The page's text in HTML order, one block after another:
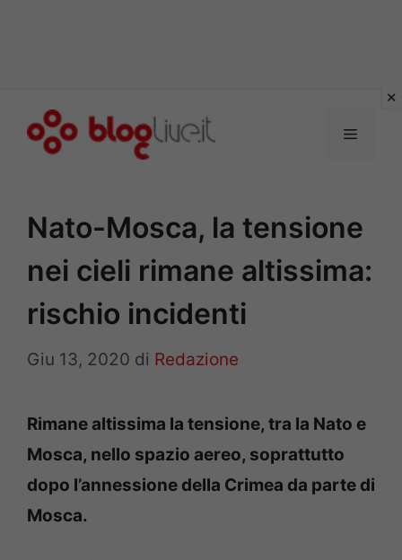
Menu
Nato-Mosca, la tensione
nei cieli rimane altissima:
rischio incidenti
Giu 13, 2020 di Redazione
Rimane altissima la tensione, tra la Nato e
Mosca, nello spazio aereo, soprattutto
dopo l’annessione della Crimea da parte di
Mosca.